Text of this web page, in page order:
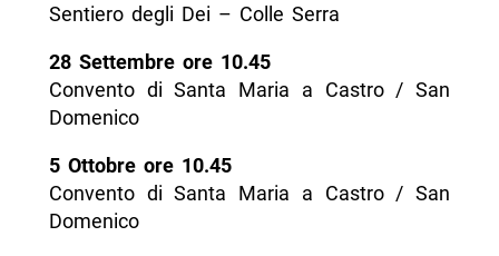
Sentiero degli Dei – Colle Serra
28 Settembre ore 10.45
Convento di Santa Maria a Castro / San
Domenico
5 Ottobre ore 10.45
Convento di Santa Maria a Castro / San
Domenico